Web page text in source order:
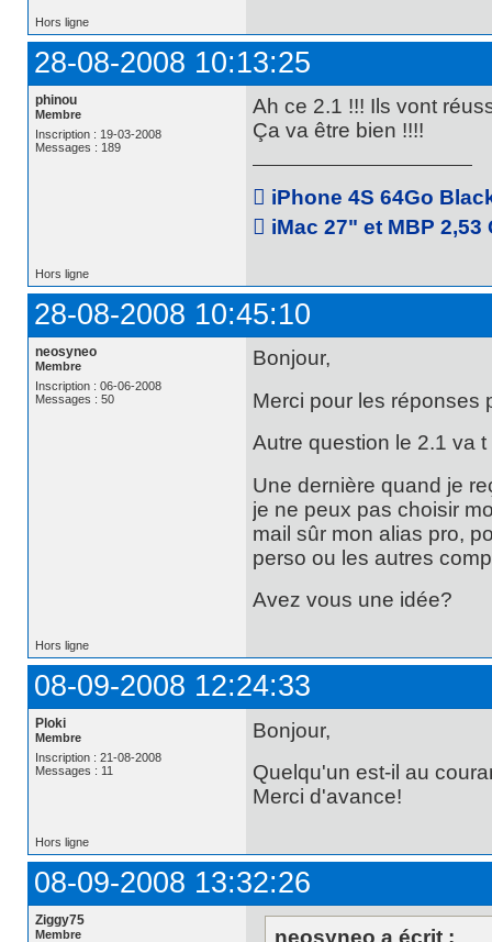
Hors ligne
28-08-2008 10:13:25
phinou
Membre
Inscription : 19-03-2008
Messages : 189
Ah ce 2.1 !!! Ils vont
Ça va être bien !!!!
 iPhone 4S 64Go
 iMac 27" et MBP 2,53
Hors ligne
28-08-2008 10:45:10
neosyneo
Membre
Inscription : 06-06-2008
Messages : 50
Bonjour,
Merci pour les réponses
Autre question le 2.1 va
Une dernière quand je
je ne peux pas choisir
mail sûr mon alias pro,
perso ou les autres
Avez vous une idée?
Hors ligne
08-09-2008 12:24:33
Ploki
Membre
Inscription : 21-08-2008
Messages : 11
Bonjour,
Quelqu'un est-il au
Merci d'avance!
Hors ligne
08-09-2008 13:32:26
Ziggy75
Membre neosyneo a écrit :